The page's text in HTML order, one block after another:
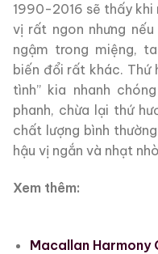
1990-2016 sẽ thấy khi
vị rất ngon nhưng
ngậm trong miệng,
biến đổi rất khác. Thứ
tình” kia nhanh
phanh, chừa lại thứ
chất lượng bình
hậu vị ngắn và nhạt
Xem thêm:
Macallan Harmony